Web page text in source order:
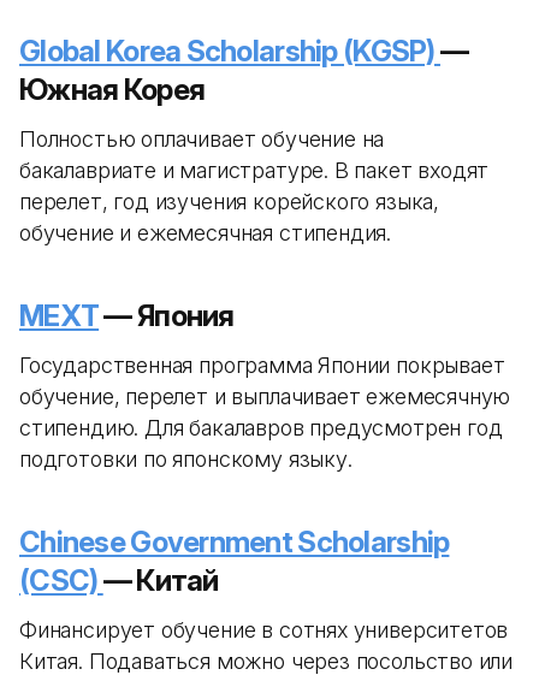
Global Korea Scholarship (KGSP)—
Южная Корея
Полностью оплачивает обучение на
бакалавриате и магистратуре. В пакет входят
перелет, год изучения корейского языка,
обучение и ежемесячная стипендия.
MEXT— Япония
Государственная программа Японии покрывает
обучение, перелет и выплачивает ежемесячную
стипендию. Для бакалавров предусмотрен год
подготовки по японскому языку.
Chinese Government Scholarship
(CSC)— Китай
Финансирует обучение в сотнях университетов
Китая. Подаваться можно через посольство или